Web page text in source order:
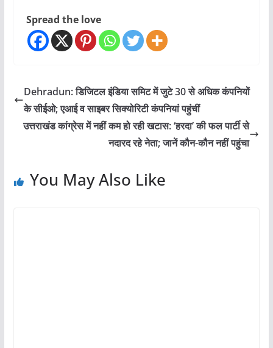
Spread the love
Dehradun: डिजिटल इंडिया समिट में जुटे 30 से अधिक कंपनियों
के सीईओ; एआई व साइबर सिक्योरिटी कंपनियां पहुंचीं
उत्तराखंड कांग्रेस में नहीं कम हो रही खटास: ‘हरदा’ की फल पार्टी से
नदारद रहे नेता; जानें कौन-कौन नहीं पहुंचा
You May Also Like